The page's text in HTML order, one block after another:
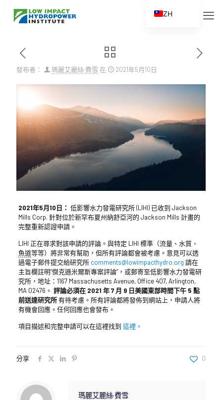
發布者： 瑪麗艾麗絲·費雪 在 2021年5月10日
2021年5月10日： 低影響水力發電研究所 (LIHI) 已收到 Jackson
Mills Corp. 針對位於新罕布夏州納舒亞河的 Jackson Mills 計畫的
完整重新認證申請。
LIHI 正在尋求對該申請的評論。與特定 LIHI 標準（流量、水質、
魚道等等）將非常有幫助，但所有評論都會被考慮。意見可以透
過電子郵件提交給研究所 comments@lowimpacthydro.org 請在
主旨欄註明“傑克遜米爾斯專案評論”，或郵寄至低影響水力發電研
究所，地址：1167 Massachusetts Avenue, Office 407, Arlington,
MA 02476。 評論必須在 2021 年 7 月 9 日美國東部時間下午 5 點
前送達研究所有待考慮。所有評論都將發佈到網站上，申請人將
有機會回應。任何回應也會發布。
項目描述和完整申請可以在這裡找到 這裡。
分享 0
瑪麗艾麗絲·費雪
ZH